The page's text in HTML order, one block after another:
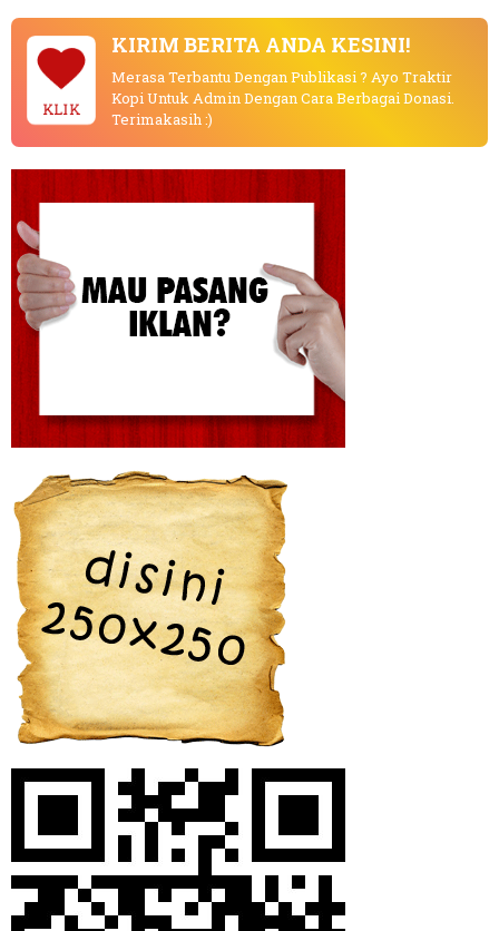
KLIK
KIRIM BERITA ANDA KESINI!
Merasa Terbantu Dengan Publikasi ? Ayo Traktir
Kopi Untuk Admin Dengan Cara Berbagai Donasi.
Terimakasih :)